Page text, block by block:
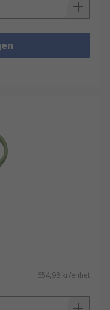
654,98 kr/enhet